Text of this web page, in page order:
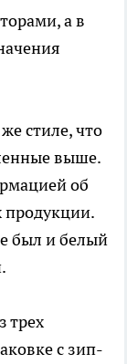
а в
стиле, что
выше.
об
продукции.
был и белый
трех
с зип-